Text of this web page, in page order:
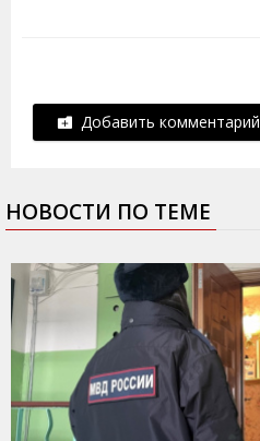
Добавить комментарий
НОВОСТИ ПО ТЕМЕ